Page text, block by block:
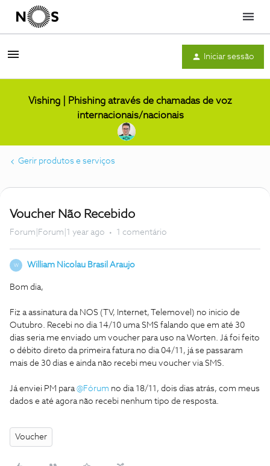
Menu
Iniciar sessão
Vishing | Phishing através de chamadas de voz
internacionais/nacionais
Gerir produtos e serviços
Voucher Não Recebido
Forum|Forum|1 year ago 1 comentário
W William Nicolau Brasil Araujo
Bom dia,
Fiz a assinatura da NOS (TV, Internet, Telemovel) no inicio de
Outubro. Recebi no dia 14/10 uma SMS falando que em até 30
dias seria me enviado um voucher para uso na Worten. Já foi feito
o débito direto da primeira fatura no dia 04/11, já se passaram
mais de 30 dias e ainda não recebi meu voucher via SMS.
Já enviei PM para ​@Fórum no dia 18/11, dois dias atrás, com meus
dados e até agora não recebi nenhum tipo de resposta.
Voucher